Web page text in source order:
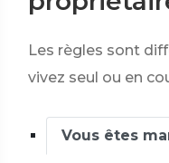
Les règles sont
vivez seul ou en
Vous êtes